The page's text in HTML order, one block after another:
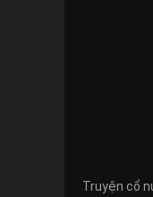
Truyện cổ